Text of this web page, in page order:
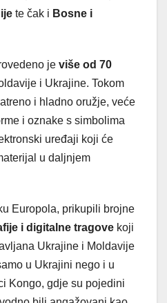
te čak i Bosne i
je više od 70
i Ukrajine. Tokom
i hladno oružje, veće
i oznake s simbolima
uređaji koji će
u daljnjem
Europola, prikupili brojne
i digitalne tragove koji
Ukrajine i Moldavije
u Ukrajini nego i u
Kongo, gdje su pojedini